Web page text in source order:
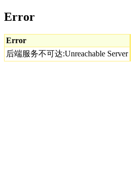
Error
Error
后端服务不可达:Unreachable Server